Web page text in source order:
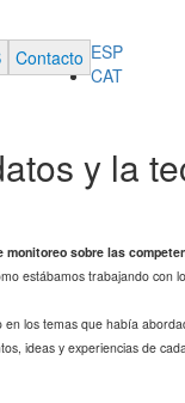
Contacto ESP
CAT
y la
sobre las
estábamos trabajando con
en los temas que había
ideas y experiencias de